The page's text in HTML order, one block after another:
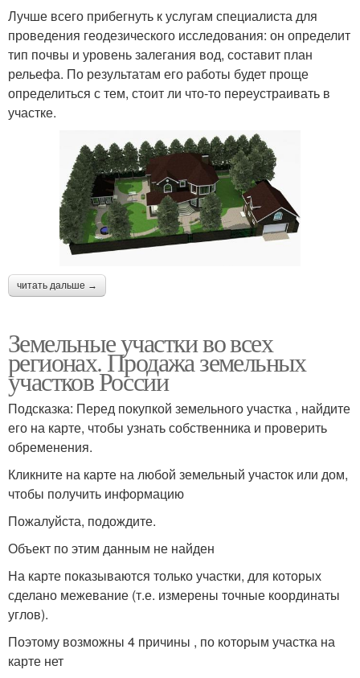
Лучше всего прибегнуть к услугам специалиста для
проведения геодезического исследования: он определит
тип почвы и уровень залегания вод, составит план
рельефа. По результатам его работы будет проще
определиться с тем, стоит ли что-то переустраивать в
участке.
читать дальше →
Земельные участки во всех
регионах. Продажа земельных
участков России
Подсказка: Перед покупкой земельного участка , найдите
его на карте, чтобы узнать собственника и проверить
обременения.
Кликните на карте на любой земельный участок или дом,
чтобы получить информацию
Пожалуйста, подождите.
Объект по этим данным не найден
На карте показываются только участки, для которых
сделано межевание (т.е. измерены точные координаты
углов).
Поэтому возможны 4 причины , по которым участка на
карте нет